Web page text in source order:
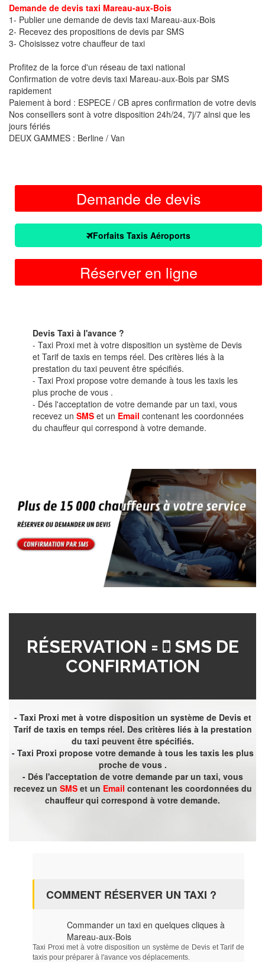
Demande de devis taxi Mareau-aux-Bois
1- Publier une demande de devis taxi Mareau-aux-Bois
2- Recevez des propositions de devis par SMS
3- Choisissez votre chauffeur de taxi
Profitez de la force d'un réseau de taxi national
Confirmation de votre devis taxi Mareau-aux-Bois par SMS
rapidement
Paiement à bord : ESPECE / CB apres confirmation de votre devis
Nos conseillers sont à votre disposition 24h/24, 7j/7 ainsi que les
jours fériés
DEUX GAMMES : Berline / Van
Demande de devis
Forfaits Taxis Aéroports
Réserver en ligne
Devis Taxi à l'avance ?
- Taxi Proxi met à votre disposition un système de Devis
et Tarif de taxis en temps réel. Des critères liés à la
prestation du taxi peuvent être spécifiés.
- Taxi Proxi propose votre demande à tous les taxis les
plus proche de vous .
- Dés l'acceptation de votre demande par un taxi, vous
recevez un SMS et un Email contenant les coordonnées
du chauffeur qui correspond à votre demande.
RÉSERVATION =
SMS DE
CONFIRMATION
- Taxi Proxi met à votre disposition un système de Devis et
Tarif de taxis en temps réel. Des critères liés à la prestation
du taxi peuvent être spécifiés.
- Taxi Proxi propose votre demande à tous les taxis les plus
proche de vous .
- Dés l'acceptation de votre demande par un taxi, vous
recevez un SMSet un Email contenant les coordonnées du
chauffeur qui correspond à votre demande.
COMMENT RÉSERVER UN TAXI ?
Commander un taxi en quelques cliques à
Mareau-aux-Bois
Taxi Proxi met à votre disposition un système de Devis et Tarif de
taxis pour préparer à l'avance vos déplacements.